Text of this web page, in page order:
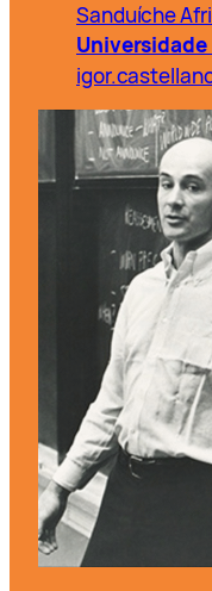
Sanduíche